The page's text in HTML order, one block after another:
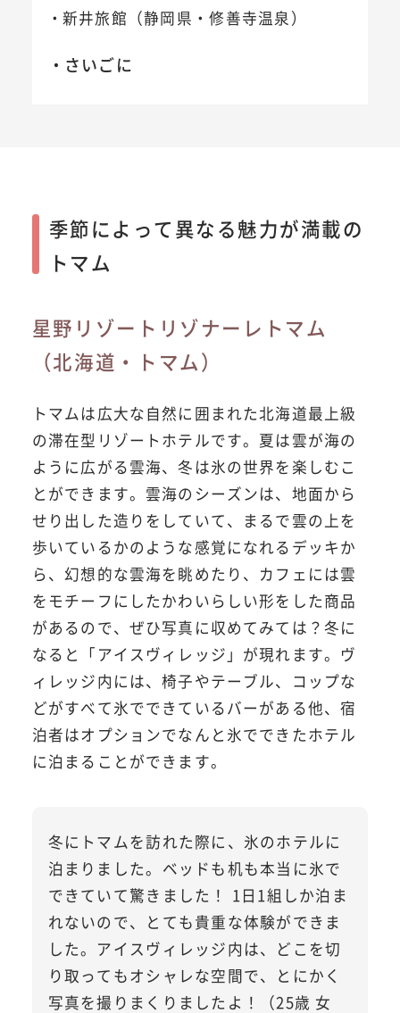
新井旅館（静岡県・修善寺温泉）
さいごに
季節によって異なる魅力が満載の
トマム
星野リゾートリゾナーレトマム
（北海道・トマム）
トマムは広大な自然に囲まれた北海道最上級
の滞在型リゾートホテルです。夏は雲が海の
ように広がる雲海、冬は氷の世界を楽しむこ
とができます。雲海のシーズンは、地面から
せり出した造りをしていて、まるで雲の上を
歩いているかのような感覚になれるデッキか
ら、幻想的な雲海を眺めたり、カフェには雲
をモチーフにしたかわいらしい形をした商品
があるので、ぜひ写真に収めてみては？冬に
なると「アイスヴィレッジ」が現れます。ヴ
ィレッジ内には、椅子やテーブル、コップな
どがすべて氷でできているバーがある他、宿
泊者はオプションでなんと氷でできたホテル
に泊まることができます。
冬にトマムを訪れた際に、氷のホテルに
泊まりました。ベッドも机も本当に氷で
できていて驚きました！ 1日1組しか泊ま
れないので、とても貴重な体験ができま
した。アイスヴィレッジ内は、どこを切
り取ってもオシャレな空間で、とにかく
写真を撮りまくりましたよ！（25歳 女